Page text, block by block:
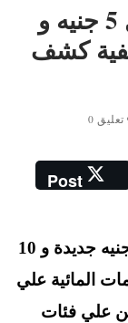
بالصور تعرف علي ورقة ال 5 جنيه و
وكيفية كشف
تعليق 0
Post
اصدر البنك المركزي المصري فئات 5 جنيه جديدة و 10
العلامات المائية علي
علي فئات